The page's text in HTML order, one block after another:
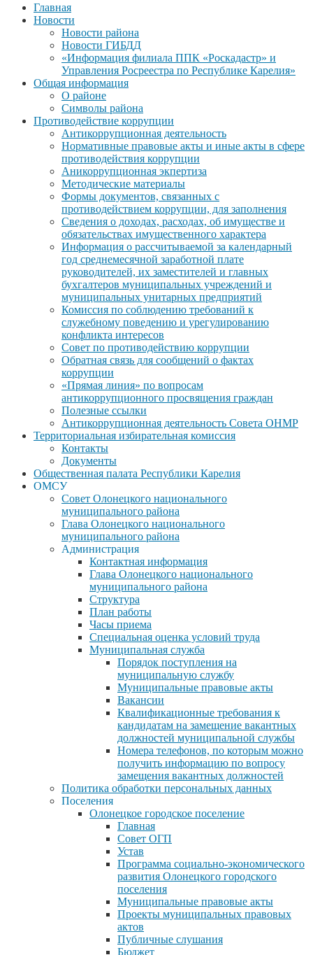
Главная
Новости
Новости района
Новости ГИБДД
«Информация филиала ППК «Роскадастр» и
Управления Росреестра по Республике Карелия»
Общая информация
О районе
Символы района
Противодействие коррупции
Антикоррупционная деятельность
Нормативные правовые акты и иные акты в сфере
противодействия коррупции
Аникоррупционная экпертиза
Методические материалы
Формы документов, связанных с
противодействием коррупции, для заполнения
Сведения о доходах, расходах, об имуществе и
обязательствах имущественного характера
Информация о рассчитываемой за календарный
год среднемесячной заработной плате
руководителей, их заместителей и главных
бухгалтеров муниципальных учреждений и
муниципальных унитарных предприятий
Комиссия по соблюдению требований к
служебному поведению и урегулированию
конфликта интересов
Совет по противодействию коррупции
Обратная связь для сообщений о фактах
коррупции
«Прямая линия» по вопросам
антикоррупционного просвящения граждан
Полезные ссылки
Антикоррупционная деятельность Совета ОНМР
Территориальная избирательная комиссия
Контакты
Документы
Общественная палата Республики Карелия
ОМСУ
Совет Олонецкого национального
муниципального района
Глава Олонецкого национального
муниципального района
Администрация
Контактная информация
Глава Олонецкого национального
муниципального района
Структура
План работы
Часы приема
Специальная оценка условий труда
Муниципальная служба
Порядок поступления на
муниципальную службу
Муниципальные правовые акты
Вакансии
Квалификационные требования к
кандидатам на замещение вакантных
должностей муниципальной службы
Номера телефонов, по которым можно
получить информацию по вопросу
замещения вакантных должностей
Политика обработки персональных данных
Поселения
Олонецкое городское поселение
Главная
Совет ОГП
Устав
Программа социально-экономического
развития Олонецкого городского
поселения
Муниципальные правовые акты
Проекты муниципальных правовых
актов
Публичные слушания
Бюджет